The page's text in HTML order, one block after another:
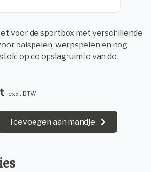
voor de sportbox met verschillende
balspelen, werpspelen en nog
op de opslagruimte van de
excl. BTW
Toevoegen aan mandje